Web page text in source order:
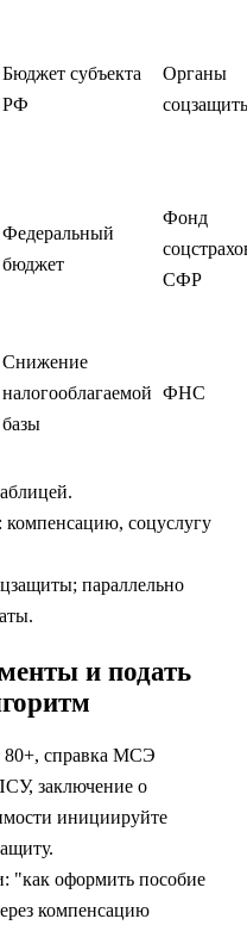
Бюджет субъекта
РФ
Органы
Федеральный
бюджет
Фонд
СФР
Снижение
налогооблагаемой
базы
ФНС
компенсацию, соцуслугу
параллельно
и подать
80+, справка МСЭ
заключение о
инициируйте
"как оформить пособие
компенсацию